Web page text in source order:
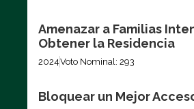
Amenazar a Familias
Obtener la Residencia
2024Voto Nominal: 293
Bloquear un Mejor